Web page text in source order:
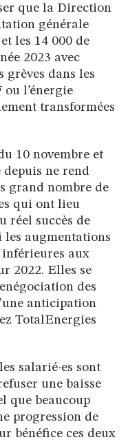
que la Direction
générale
les 14 000 de
2023 avec
grèves dans les
l’énergie
transformées
10 novembre et
depuis ne rend
grand nombre de
qui ont lieu
réel succès de
les augmentations
inférieures aux
2022. Elles se
des
anticipation
TotalEnergies
salarié·es sont
une baisse
que beaucoup
progression de
bénéfice ces deux